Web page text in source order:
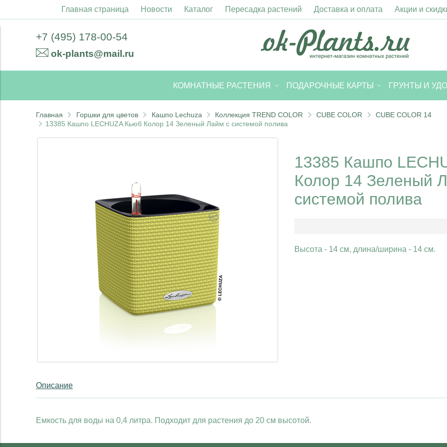
Главная страница Новости Каталог Пересадка растений Доставка и оплата Акции и
+7 (495) 178-00-54
ok-plants@mail.ru
КОМНАТНЫЕ РАСТЕНИЯ ПОДАРОЧНЫЕ КАРТЫ ГРУНТЫ И
Главная Горшки для цветов Кашпо Lechuza Коллекция TREND COLOR CUBE COLOR
CUBE COLOR 14
13385 Кашпо LECHUZA Кьюб Колор 14 Зеленый Лайм с системой полива
13385 Кашпо
Колор 14 Зеленый
системой полива
Высота - 14 см, длина/ширина - 14 см.
Описание
Емкость для воды на 0,4 литра. Подходит для растения до 20 см высотой.